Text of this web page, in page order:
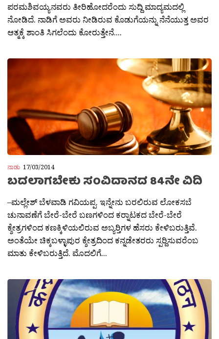
ಪರಮಶಿವಯ್ಯನವರು ತೀರಿಹೋದರೆಂದು ಸುದ್ದಿ ಮಾದ್ಯಮದಲ್ಲಿ
ನೋಡಿದೆ. ನಾಡಿಗೆ ಅವರು ನೀಡಿರುವ ಕೊಡುಗೆಯನ್ನು ನೆನೆಯುತ್ತ ಅವರ
ಆತ್ಮಕ್ಕೆ ಶಾಂತಿ ಸಿಗಲೆಂದು ಕೋರುತ್ತೇನೆ....
ನಾಡು 17/03/2014
ಬದಲಾಗಬೇಕು ಸಂವಿದಾನದ 84ನೇ ವಿದಿ
–ಮಲ್ಲೇಶ್ ಬೆಳವಾಡಿ ಗವಿಯಪ್ಪ. ಇನ್ನೇನು ಬರಲಿರುವ ಲೋಕಸಬೆ
ಚುನಾವಣೆಗೆ ಬೇರೆ-ಬೇರೆ ಬಣಗಳಿಂದ ಕರ‍್ನಾಟಕದ ಬೇರೆ-ಬೇರೆ
ಕ್ಶೇತ್ರಗಳಿಂದ ಕಣಕ್ಕಿಳಿಯಲಿರುವ ಅಬ್ಯರ‍್ತಿಗಳ ಹೆಸರು ಕೇಳಿಬರುತ್ತಿವೆ.
ಅಂತೆಯೇ ಚಿಕ್ಕಬಳ್ಳಾಪುರ ಕ್ಶೇತ್ರದಿಂದ ಕನ್ನಡೇತರರು ಸ್ಪರ‍್ದಿಸುವರೆಂಬ
ಮಾತು ಕೇಳಿಬರುತ್ತಿದೆ. ಮೊದಲಿಗೆ...